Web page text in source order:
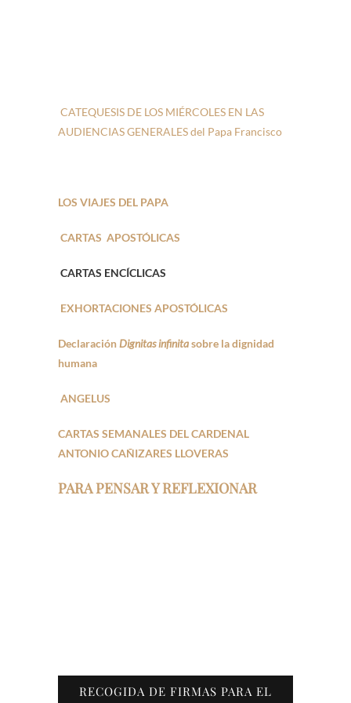
CATEQUESIS DE LOS MIÉRCOLES EN LAS
AUDIENCIAS GENERALES del Papa Francisco
LOS VIAJES DEL PAPA
CARTAS APOSTÓLICAS
CARTAS ENCÍCLICAS
EXHORTACIONES APOSTÓLICAS
DeclaraciónDignitas infinitasobre la dignidad
humana
ANGELUS
CARTAS SEMANALES DEL CARDENAL
ANTONIO CAÑIZARES LLOVERAS
PARA PENSAR Y REFLEXIONAR
RECOGIDA DE FIRMAS PARA EL